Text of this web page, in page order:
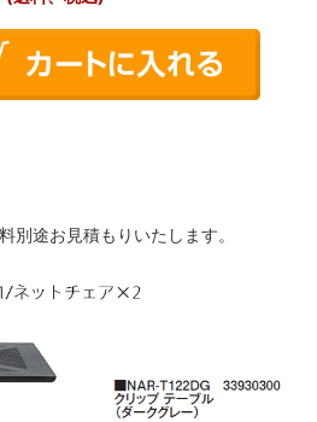
別途お見積もりいたします。